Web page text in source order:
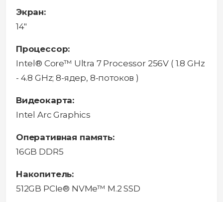
Экран:
14"
Процессор:
Intel® Core™ Ultra 7 Processor 256V ( 1.8 GHz
- 4.8 GHz; 8-ядер, 8-потоков )
Видеокарта:
Intel Arc Graphics
Оперативная память:
16GB DDR5
Накопитель:
512GB PCIe® NVMe™ M.2 SSD